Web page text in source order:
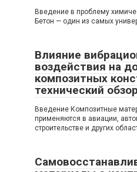
Введение в проблему
Бетон — один из самых
Влияние
воздействия на
композитных
технический
Введение Композитные
применяются в авиации,
строительстве и других